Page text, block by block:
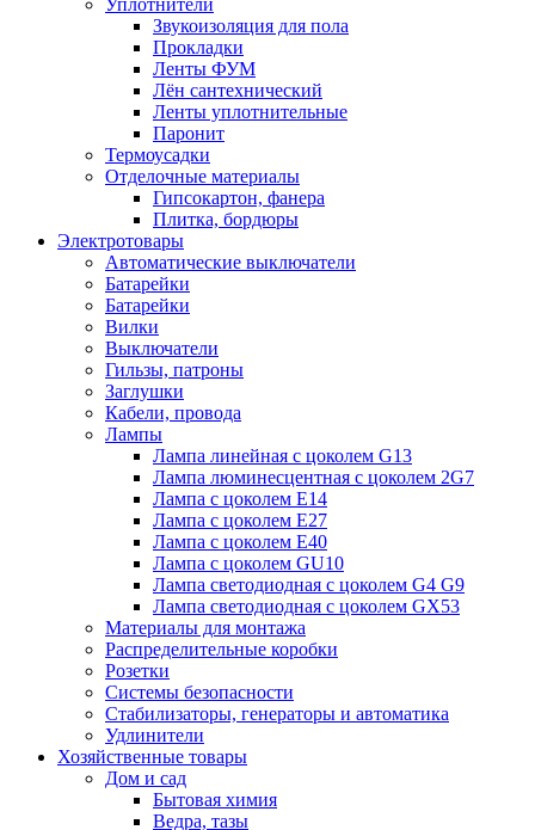
Звукоизоляция для пола
Прокладки
Ленты ФУМ
Лён сантехнический
Ленты уплотнительные
Паронит
Термоусадки
Отделочные материалы
Гипсокартон, фанера
Плитка, бордюры
Электротовары
Автоматические выключатели
Батарейки
Батарейки
Вилки
Выключатели
Гильзы, патроны
Заглушки
Кабели, провода
Лампы
Лампа линейная с цоколем G13
Лампа люминесцентная с цоколем 2G7
Лампа с цоколем E14
Лампа с цоколем E27
Лампа с цоколем E40
Лампа с цоколем GU10
Лампа светодиодная с цоколем G4 G9
Лампа светодиодная с цоколем GX53
Материалы для монтажа
Распределительные коробки
Розетки
Системы безопасности
Стабилизаторы, генераторы и автоматика
Удлинители
Хозяйственные товары
Дом и сад
Бытовая химия
Ведра, тазы